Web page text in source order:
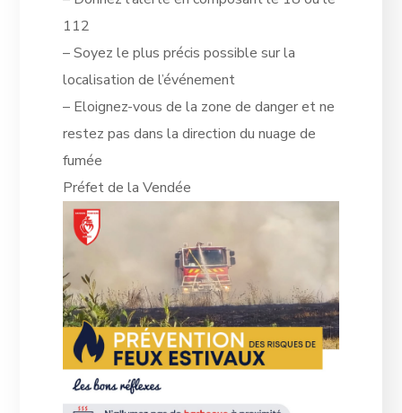
112
– Soyez le plus précis possible sur la
localisation de l’événement
– Eloignez-vous de la zone de danger et ne
restez pas dans la direction du nuage de
fumée
Préfet de la Vendée